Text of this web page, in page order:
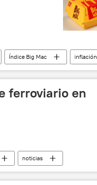
Índice Big Mac
inflación
ferroviario en
noticias